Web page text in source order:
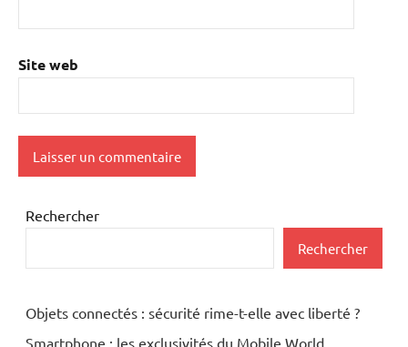
Site web
Rechercher
Rechercher
Objets connectés : sécurité rime-t-elle avec liberté ?
Smartphone : les exclusivités du Mobile World